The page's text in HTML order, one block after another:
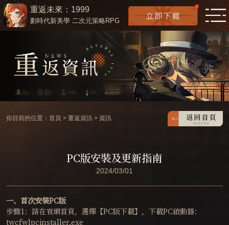
重返未來：1999
劃時代新美學 二次元策略RPG
你目前的位置： 首頁> 重返資訊> 資訊
PC版安裝及更新指南
2024/03/01
一、首次安裝PC版
步驟1：請在官網首頁，選擇【PC版下載】，下載PC啟動器：